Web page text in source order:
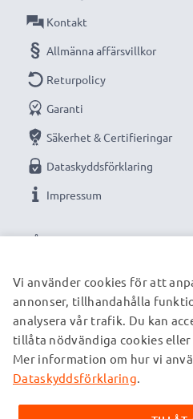
VÅRA
Kontakt
Allmänna affärsvillkor
Returpolicy
Garanti
Säkerhet & Certifieringar
Dataskyddsförklaring
Impressum
VÅRA FRAKTPARTNERS
© subtel.se 2026
Alla priser är inklusive moms och
varumärken tillhörande deras
Vi använder cookies för att
annonser, tillhandahålla
analysera vår trafik. Du kan
tillåta nödvändiga cookies
Mer information om hur vi
Dataskyddsförklaring.